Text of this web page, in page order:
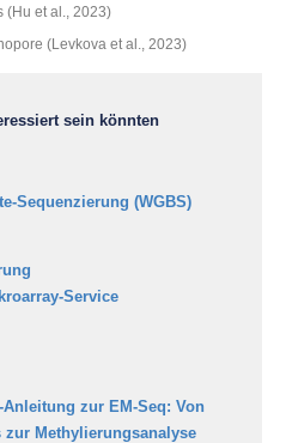
(Levkova et al., 2023)
sein könnten
Sequenzierung (WGBS)
Service
zur EM-Seq: Von
zur Methylierungsanalyse